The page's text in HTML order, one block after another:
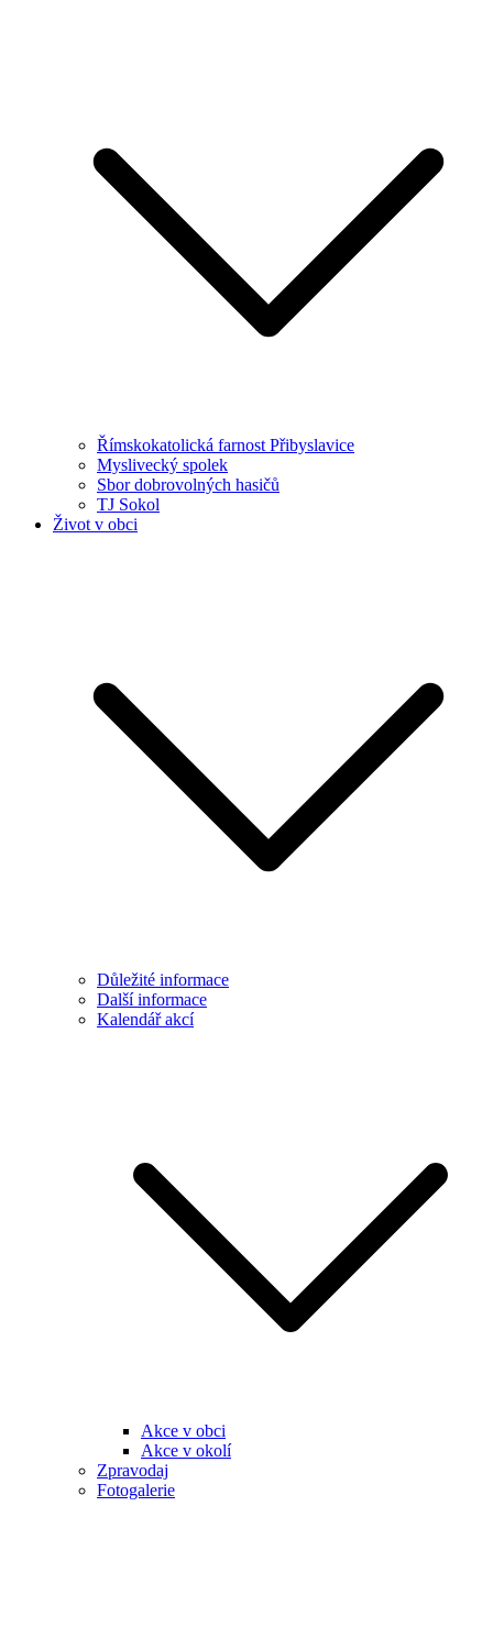
Římskokatolická farnost Přibyslavice
Myslivecký spolek
Sbor dobrovolných hasičů
TJ Sokol
Život v obci
Důležité informace
Další informace
Kalendář akcí
Akce v obci
Akce v okolí
Zpravodaj
Fotogalerie